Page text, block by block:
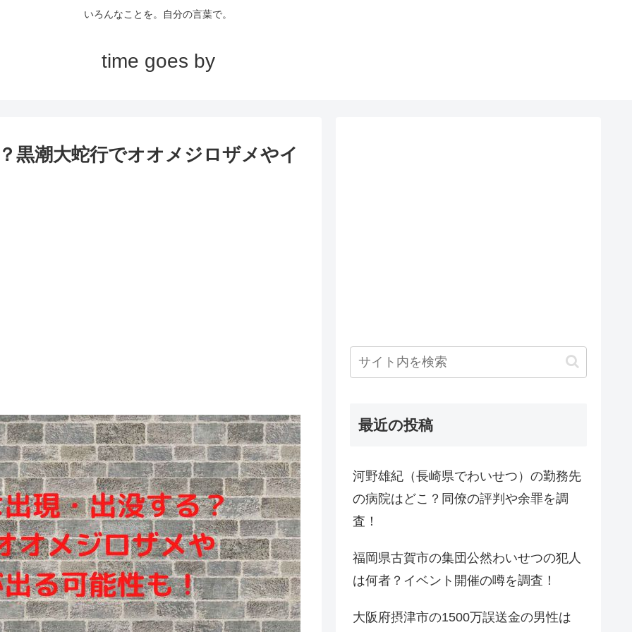
いろんなことを。自分の言葉で。
time goes by
黒潮大蛇行でオオメジロザメやイ
最近の投稿
河野雄紀（長崎県でわいせつ）の勤務先
の病院はどこ？同僚の評判や余罪を調
査！
福岡県古賀市の集団公然わいせつの犯人
は何者？イベント開催の噂を調査！
大阪府摂津市の1500万誤送金の男性は